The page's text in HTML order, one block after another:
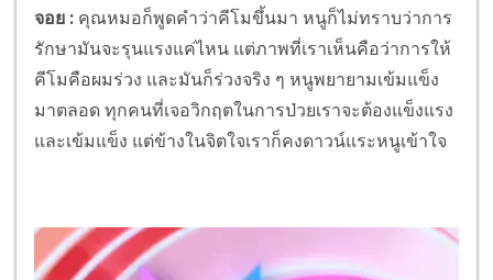
จอย : คุณหมอก็พูดคำว่าคีโมขึ้นมา หนูก็ไม่ทราบว่าการ
รักษามันจะรุนแรงแค่ไหน แต่ภาพที่เราเห็นคือว่าการให้
คีโมคือผมร่วง และมันก็ร่วงจริง ๆ หนูพยายามเข้มแข็ง
มาตลอด ทุกคนที่เจอวิกฤตในการป่วยเราจะต้องแข็งแรง
และเข้มแข็ง แต่ข้างในจิตใจเราก็คงดาวน์แระหนูเข้าใจ